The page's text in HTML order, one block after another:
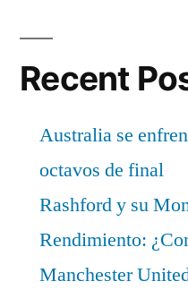
Recent
Australia se
octavos de final
Rashford y su
Rendimiento:
Manchester